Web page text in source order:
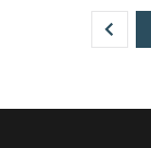
Pagină